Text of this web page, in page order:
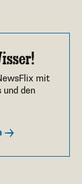
mit
und den